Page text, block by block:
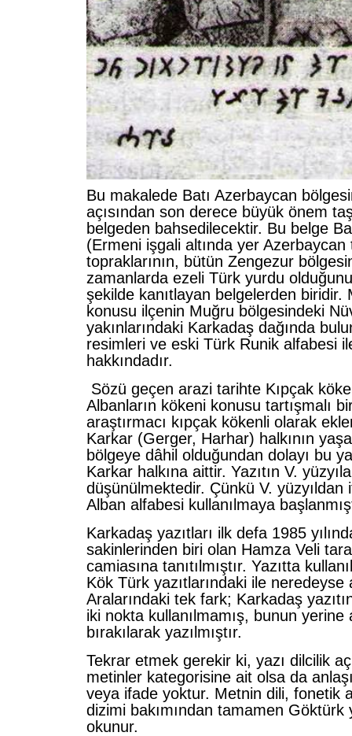
Bu makalede Batı Azerbaycan
açısından son derece büyük önem
belgeden bahsedilecektir. Bu belge
(Ermeni işgali altında yer Azerbaycan
topraklarının, bütün Zengezur
zamanlarda ezeli Türk yurdu
şekilde kanıtlayan belgelerden biridir.
konusu ilçenin Muğru bölgesindeki
yakınlarındaki Karkadaş dağında
resimleri ve eski Türk Runik alfabesi
hakkındadır.
Sözü geçen arazi tarihte Kıpçak
Albanların kökeni konusu tartışmalı
araştırmacı kıpçak kökenli olarak
Karkar (Gerger, Harhar) halkının
bölgeye dâhil olduğundan dolayı bu
Karkar halkına aittir. Yazıtın V.
düşünülmektedir. Çünkü V. yüzyıldan
Alban alfabesi kullanılmaya
Karkadaş yazıtları ilk defa 1985
sakinlerinden biri olan Hamza Veli
camiasına tanıtılmıştır. Yazıtta
Kök Türk yazıtlarındaki ile neredeyse
Aralarındaki tek fark; Karkadaş
iki nokta kullanılmamış, bunun yerine
bırakılarak yazılmıştır.
Tekrar etmek gerekir ki, yazı dilcilik
metinler kategorisine ait olsa da
veya ifade yoktur. Metnin dili, fonetik
dizimi bakımından tamamen Göktürk
okunur.